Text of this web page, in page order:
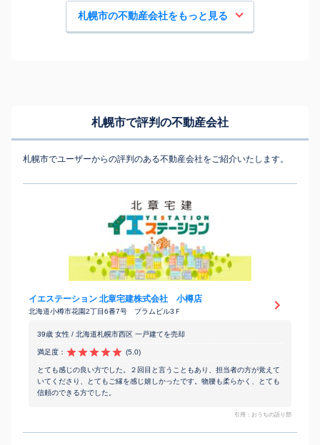
札幌市の不動産会社をもっと見る
札幌市で評判の不動産会社
札幌市でユーザーからの評判のある不動産会社をご紹介いたします。
イエステーション 北章宅建株式会社 小樽店
北海道小樽市花園2丁目6番7号 プラムビル3Ｆ
39歳 女性 / 北海道札幌市西区 一戸建てを売却
満足度： (5.0)
とても感じの良い方でした。２回目と言うこともあり、担当者の方が覚えて
いてくださり、とてもご縁を感じ嬉しかったです。物腰も柔らかく、とても
信頼のできる方でした。
引用：おうちの語り部